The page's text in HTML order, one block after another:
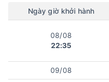
Ngày giờ khởi hành
08/08
22:35
09/08